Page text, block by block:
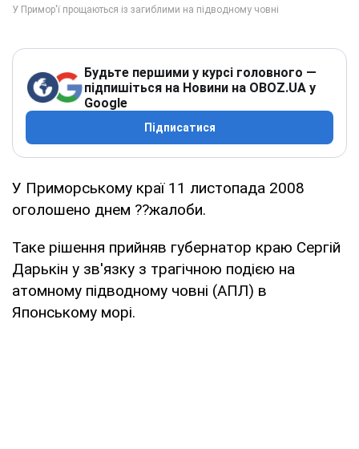
Будьте першими у курсі головного —
підпишіться на Новини на OBOZ.UA у
Google
Підписатися
У Приморському краї 11 листопада 2008
оголошено днем ??жалоби.
Таке рішення прийняв губернатор краю Сергій
Дарькін у зв'язку з трагічною подією на
атомному підводному човні (АПЛ) в
Японському морі.